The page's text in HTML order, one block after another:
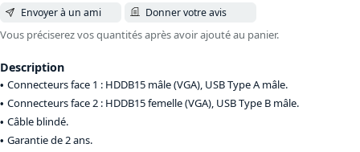
Envoyer à un ami
Donner votre avis
Vous préciserez vos quantités après avoir ajouté au panier.
Description
Connecteurs face 1 : HDDB15 mâle (VGA), USB Type A mâle.
Connecteurs face 2 : HDDB15 femelle (VGA), USB Type B mâle.
Câble blindé.
Garantie de 2 ans.